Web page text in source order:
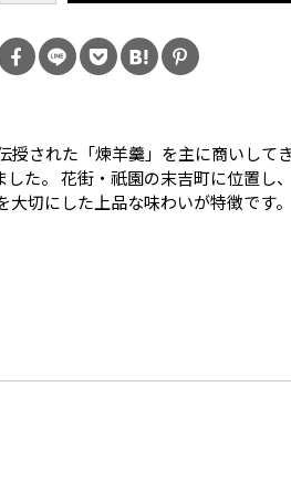
使う煮物（煮魚等）にもお使い
ジンソーダ、焼酎のお湯割など
です
風味をそのままご賞味いただけ
は冷やして「冷やしぜんざい
された「煉羊羹」を主に商いして
た。 花街・祇園の末吉町に位置し
切にした上品な味わいが特徴です。